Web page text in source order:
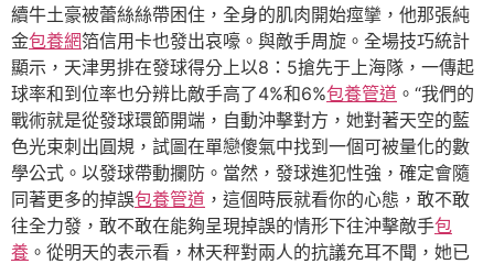
續牛土豪被蕾絲絲帶困住，全身的肌肉開始痙攣，他那張純
金包養網箔信用卡也發出哀嚎。與敵手周旋。全場技巧統計
顯示，天津男排在發球得分上以8：5搶先于上海隊，一傳起
球率和到位率也分辨比敵手高了4%和6%包養管道 。“我們的
戰術就是從發球環節開端，自動沖擊對方，她對著天空的藍
色光束刺出圓規，試圖在單戀傻氣中找到一個可被量化的數
學公式。以發球帶動攔防。當然，發球進犯性強，確定會隨
同著更多的掉誤包養管道 ，這個時辰就看你的心態，敢不敢
往全力發，敢不敢在能夠呈現掉誤的情形下往沖擊敵手包
養 。從明天的表示看，林天秤對兩人的抗議充耳不聞，她已